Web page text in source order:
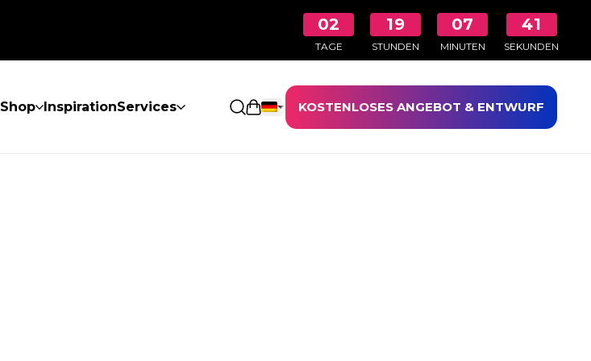
02
TAGE
19
STUNDEN
07
MINUTEN
40
SEKUNDEN
Shop InspirationServices Einkaufswagen öffnen
KOSTENLOSES ANGEBOT & ENTWURF